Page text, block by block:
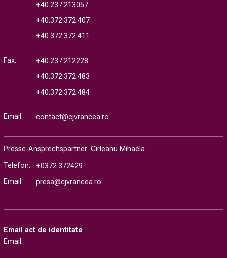
+40.237.213057
+40.372.372.407
+40.372.372.411
Fax:
+40.237.212228
+40.372.372.483
+40.372.372.484
Email: contact@cjvrancea.ro
Presse-Ansprechspartner: Gîrleanu Mihaela
Telefon:
+0372.372429
Email:
presa@cjvrancea.ro
Email act de identitate
Email: